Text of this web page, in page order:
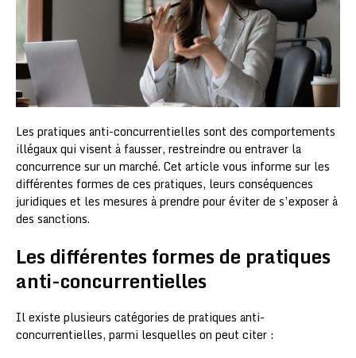
Les pratiques anti-concurrentielles sont des comportements
illégaux qui visent à fausser, restreindre ou entraver la
concurrence sur un marché. Cet article vous informe sur les
différentes formes de ces pratiques, leurs conséquences
juridiques et les mesures à prendre pour éviter de s’exposer à
des sanctions.
Les différentes formes de pratiques
anti-concurrentielles
Il existe plusieurs catégories de pratiques anti-
concurrentielles, parmi lesquelles on peut citer :